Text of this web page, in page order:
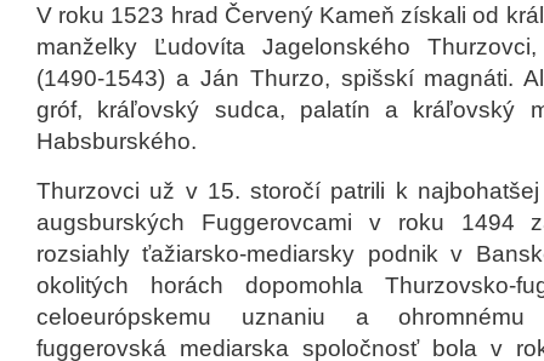
V roku 1523 hrad Červený Kameň získali od
manželky Ľudovíta Jagelonského
(1490-1543) a Ján Thurzo, spišskí magnáti.
gróf, kráľovský sudca, palatín a kráľovský
Habsburského.
Thurzovci už v 15. storočí patrili k
augsburských Fuggerovcami v roku 1494
rozsiahly ťažiarsko-mediarsky podnik v
okolitých horách dopomohla Thurzovsko-
celoeurópskemu uznaniu a ohromnému
fuggerovská mediarska spoločnosť bola v